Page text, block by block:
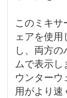
このミキサ
ェアを使
し、両方
ムで表示し
ウンターウ
用がより速